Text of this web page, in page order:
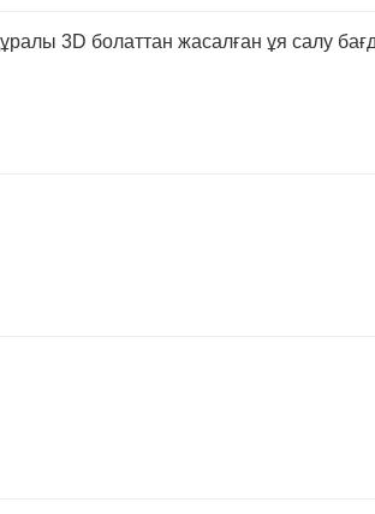
3D болаттан жасалған ұя салу